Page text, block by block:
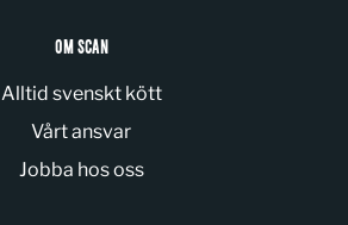
OM SCAN
Alltid svenskt kött
Vårt ansvar
Jobba hos oss